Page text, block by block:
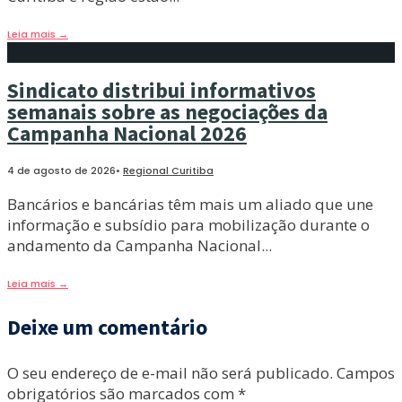
Leia mais →
Sindicato distribui informativos
semanais sobre as negociações da
Campanha Nacional 2026
4 de agosto de 2026• Regional Curitiba
Bancários e bancárias têm mais um aliado que une
informação e subsídio para mobilização durante o
andamento da Campanha Nacional...
Leia mais →
Deixe um comentário
O seu endereço de e-mail não será publicado. Campos
obrigatórios são marcados com *